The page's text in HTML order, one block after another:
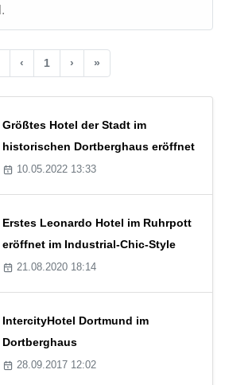
.
‹ 1 › »
Größtes Hotel der Stadt im
historischen Dortberghaus eröffnet
10.05.2022 13:33
Erstes Leonardo Hotel im Ruhrpott
eröffnet im Industrial-Chic-Style
21.08.2020 18:14
IntercityHotel Dortmund im
Dortberghaus
28.09.2017 12:02